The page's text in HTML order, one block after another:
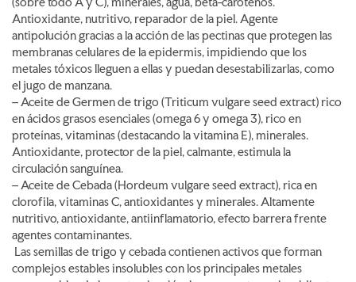
Antioxidante, nutritivo, reparador de la piel. Agente
antipolución gracias a la acción de las pectinas que protegen las
membranas celulares de la epidermis, impidiendo que los
metales tóxicos lleguen a ellas y puedan desestabilizarlas, como
el jugo de manzana.
– Aceite de Germen de trigo (Triticum vulgare seed extract) rico
en ácidos grasos esenciales (omega 6 y omega 3), rico en
proteínas, vitaminas (destacando la vitamina E), minerales.
Antioxidante, protector de la piel, calmante, estimula la
circulación sanguínea.
– Aceite de Cebada (Hordeum vulgare seed extract), rica en
clorofila, vitaminas C, antioxidantes y minerales. Altamente
nutritivo, antioxidante, antiinflamatorio, efecto barrera frente
agentes contaminantes.
Las semillas de trigo y cebada contienen activos que forman
complejos estables insolubles con los principales metales